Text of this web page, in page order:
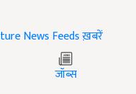
ख़बरें
जॉब्स